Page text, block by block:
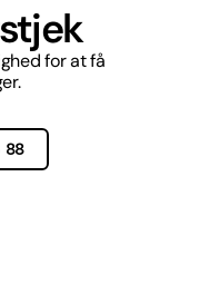
for at få
88